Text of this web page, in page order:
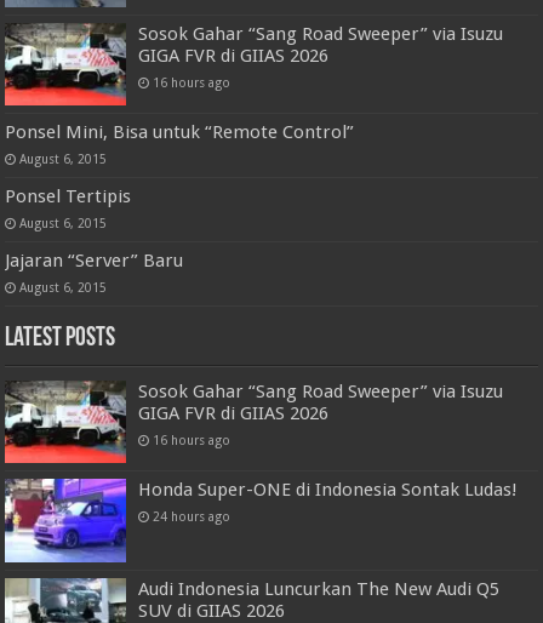
Sosok Gahar “Sang Road Sweeper” via Isuzu
GIGA FVR di GIIAS 2026
16 hours ago
Ponsel Mini, Bisa untuk “Remote Control”
August 6, 2015
Ponsel Tertipis
August 6, 2015
Jajaran “Server” Baru
August 6, 2015
Latest Posts
Sosok Gahar “Sang Road Sweeper” via Isuzu
GIGA FVR di GIIAS 2026
16 hours ago
Honda Super-ONE di Indonesia Sontak Ludas!
24 hours ago
Audi Indonesia Luncurkan The New Audi Q5
SUV di GIIAS 2026